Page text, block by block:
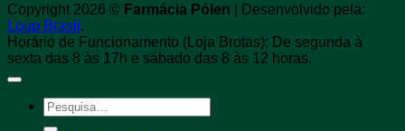
Copyright 2026 © Farmácia Pólen | Desenvolvido pela:
Loup Brasil .
Horário de Funcionamento (Loja Brotas): De segunda à
sexta das 8 às 17h e sábado das 8 às 12 horas.
Pesquisar
por: